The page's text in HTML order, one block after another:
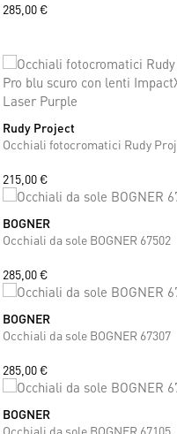
285,00 €
ONE SIZE
Rudy Project
215,00 €
ONE SIZE
BOGNER
Occhiali da sole BOGNER 67502
285,00 €
ONE SIZE
BOGNER
Occhiali da sole BOGNER 67307
285,00 €
ONE SIZE
BOGNER
Occhiali da sole BOGNER 67105